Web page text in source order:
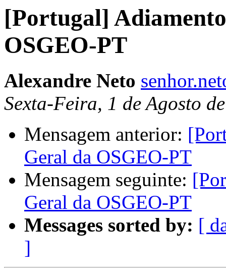
[Portugal]
OSGEO-PT
Alexandre Neto
Sexta-Feira, 1 de Agosto
Mensagem anterior:
Geral da OSGEO-PT
Mensagem seguinte:
Geral da OSGEO-PT
Messages sorted by: [
]